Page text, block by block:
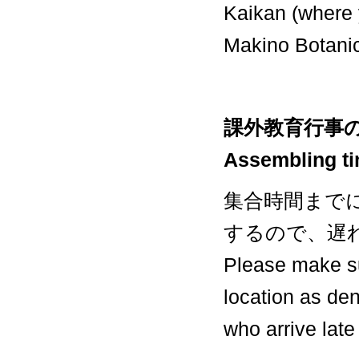
Kaikan
Makino
課外教育行事
Assembling
集合時間まで
するので、遅
Please make
location as
who arrive